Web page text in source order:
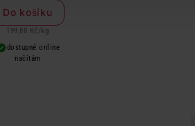
Do košíku
199,88 Kč / kg
dostupné online
načítám